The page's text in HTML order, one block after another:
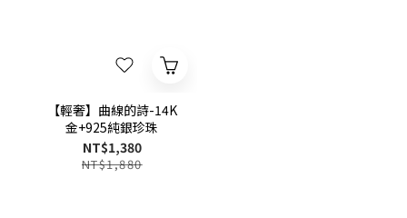
【輕奢】曲線的詩-14K
金+925純銀珍珠
NT$1,380
NT$1,880